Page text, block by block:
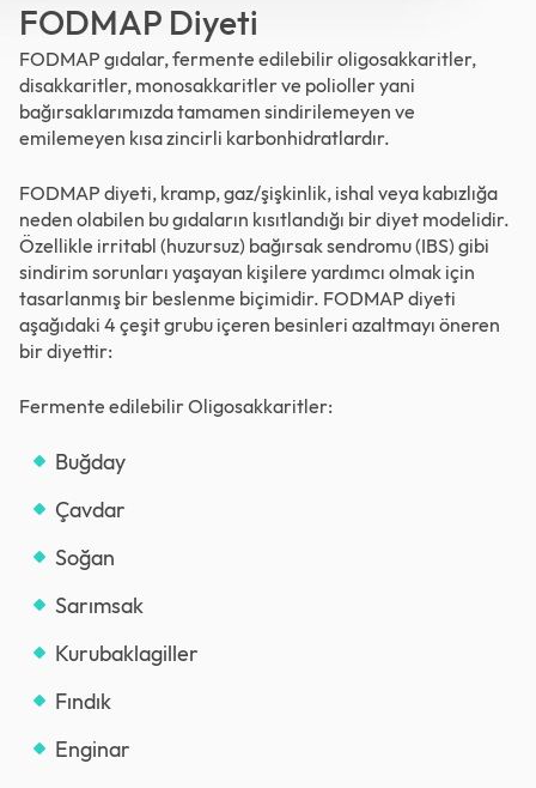
FODMAP Diyeti
FODMAP gıdalar, fermente edilebilir oligosakkaritler,
disakkaritler, monosakkaritler ve polioller yani
bağırsaklarımızda tamamen sindirilemeyen ve
emilemeyen kısa zincirli karbonhidratlardır.
FODMAP diyeti, kramp, gaz/şişkinlik, ishal veya kabızlığa
neden olabilen bu gıdaların kısıtlandığı bir diyet modelidir.
Özellikle irritabl (huzursuz) bağırsak sendromu (IBS) gibi
sindirim sorunları yaşayan kişilere yardımcı olmak için
tasarlanmış bir beslenme biçimidir. FODMAP diyeti
aşağıdaki 4 çeşit grubu içeren besinleri azaltmayı öneren
bir diyettir:
Fermente edilebilir Oligosakkaritler:
Buğday
Çavdar
Soğan
Sarımsak
Kurubaklagiller
Fındık
Enginar